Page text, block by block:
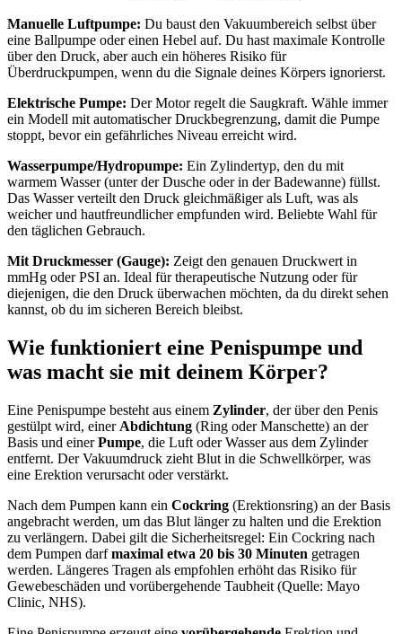
Manuelle Luftpumpe: Du baust den Vakuumbereich selbst über
eine Ballpumpe oder einen Hebel auf. Du hast maximale Kontrolle
über den Druck, aber auch ein höheres Risiko für
Überdruckpumpen, wenn du die Signale deines Körpers ignorierst.
Elektrische Pumpe: Der Motor regelt die Saugkraft. Wähle immer
ein Modell mit automatischer Druckbegrenzung, damit die Pumpe
stoppt, bevor ein gefährliches Niveau erreicht wird.
Wasserpumpe/Hydropumpe: Ein Zylindertyp, den du mit
warmem Wasser (unter der Dusche oder in der Badewanne) füllst.
Das Wasser verteilt den Druck gleichmäßiger als Luft, was als
weicher und hautfreundlicher empfunden wird. Beliebte Wahl für
den täglichen Gebrauch.
Mit Druckmesser (Gauge): Zeigt den genauen Druckwert in
mmHg oder PSI an. Ideal für therapeutische Nutzung oder für
diejenigen, die den Druck überwachen möchten, da du direkt sehen
kannst, ob du im sicheren Bereich bleibst.
Wie funktioniert eine Penispumpe und
was macht sie mit deinem Körper?
Eine Penispumpe besteht aus einem Zylinder, der über den Penis
gestülpt wird, einer Abdichtung (Ring oder Manschette) an der
Basis und einerPumpe, die Luft oder Wasser aus dem Zylinder
entfernt. Der Vakuumdruck zieht Blut in die Schwellkörper, was
eine Erektion verursacht oder verstärkt.
Nach dem Pumpen kann ein Cockring (Erektionsring) an der Basis
angebracht werden, um das Blut länger zu halten und die Erektion
zu verlängern. Dabei gilt die Sicherheitsregel: Ein Cockring nach
dem Pumpen darfmaximal etwa 20 bis 30 Minuten getragen
werden. Längeres Tragen als empfohlen erhöht das Risiko für
Gewebeschäden und vorübergehende Taubheit (Quelle: Mayo
Clinic, NHS).